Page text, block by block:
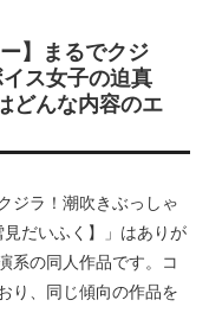
】まるでクジ
ス女子の迫真
どんな内容のエ
ジラ！潮吹きぶっしゃ
だいふく】」はありが
系の同人作品です。コ
り、同じ傾向の作品を